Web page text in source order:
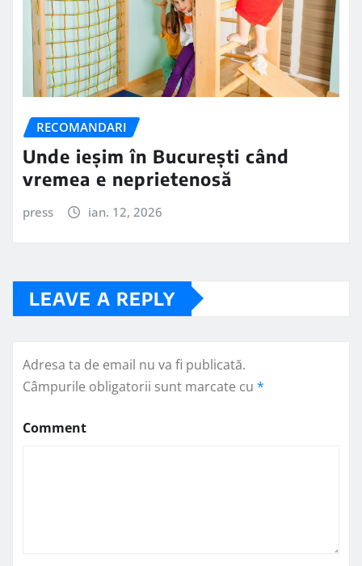
RECOMANDARI
Unde ieșim în București când
vremea e neprietenosă
press ian. 12, 2026
LEAVE A REPLY
Adresa ta de email nu va fi publicată.
Câmpurile obligatorii sunt marcate cu *
Comment